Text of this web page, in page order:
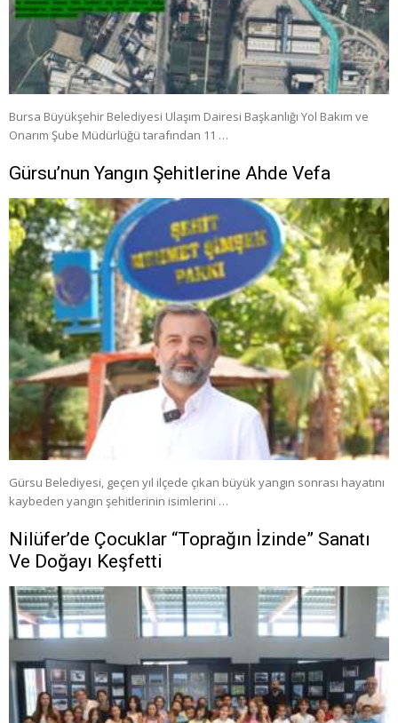
Bursa Büyükşehir Belediyesi Ulaşım Dairesi Başkanlığı Yol Bakım ve
Onarım Şube Müdürlüğü tarafından 11 …
Gürsu’nun Yangın Şehitlerine Ahde Vefa
Gürsu Belediyesi, geçen yıl ilçede çıkan büyük yangın sonrası hayatını
kaybeden yangın şehitlerinin isimlerini …
Nilüfer’de Çocuklar “Toprağın İzinde” Sanatı
Ve Doğayı Keşfetti